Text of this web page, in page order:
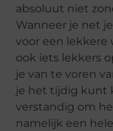
absoluut niet
Wanneer je net je
voor een lekkere
ook iets lekkers
je van te voren
je het tijdig kunt
verstandig om
namelijk een